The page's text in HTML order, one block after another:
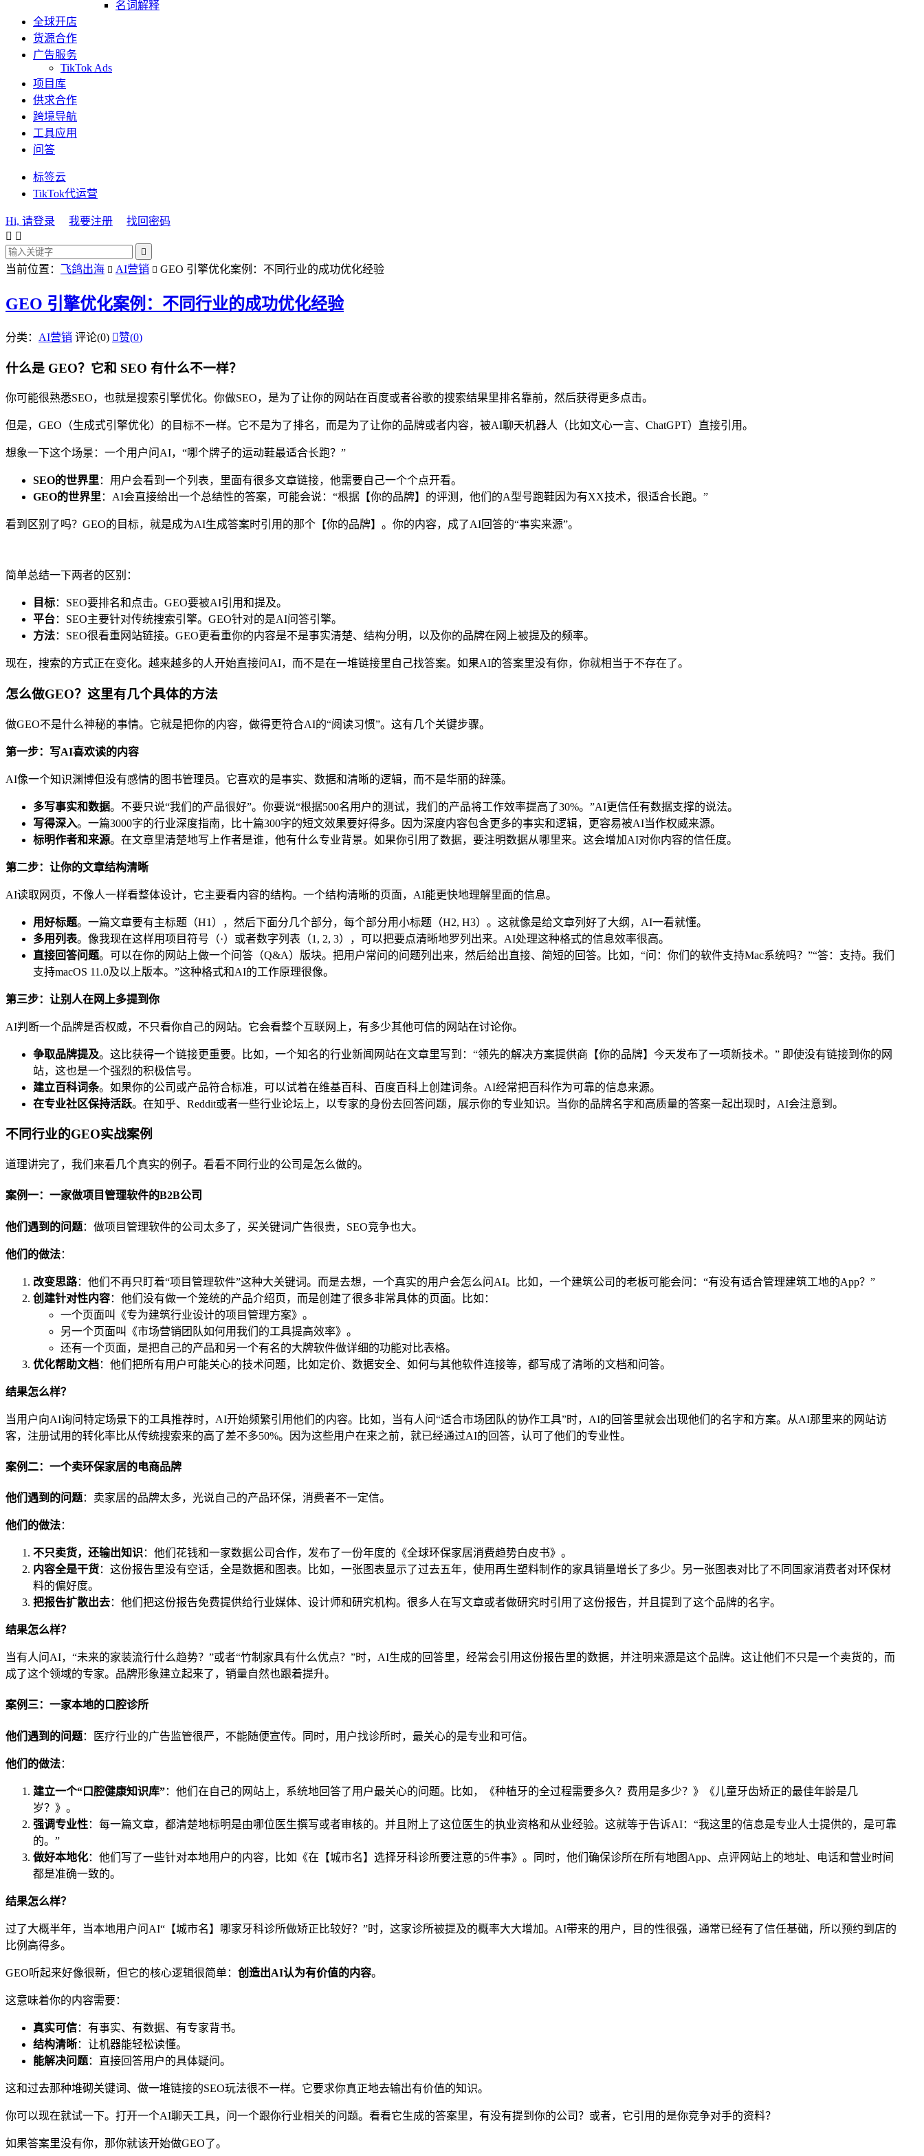
名词解释
全球开店
货源合作
广告服务
TikTok Ads
项目库
供求合作
跨境导航
工具应用
问答
标签云
TikTok代运营
Hi, 请登录 我要注册
找回密码
 

当前位置： 飞鸽出海  AI营销  GEO 引擎优化案例：不同行业的成功优化经验
GEO 引擎优化案例：不同行业的成功优化经验
分类： AI营销 评论(0) 赞(0)
什么是 GEO？它和 SEO 有什么不一样？
你可能很熟悉SEO，也就是搜索引擎优化。你做SEO，是为了让你的网站在百度或者谷歌的搜索结果里排名靠前，然后获得更多点击。
但是，GEO（生成式引擎优化）的目标不一样。它不是为了排名，而是为了让你的品牌或者内容，被AI聊天机器人（比如文心一言、ChatGPT）直接引用。
想象一下这个场景：一个用户问AI，“哪个牌子的运动鞋最适合长跑？”
SEO的世界里 ：用户会看到一个列表，里面有很多文章链接，他需要自己一个个点开看。
GEO的世界里 ：AI会直接给出一个总结性的答案，可能会说：“根据【你的品牌】的评测，他们的A型号跑鞋因为有XX技术，很适合长跑。”
看到区别了吗？GEO的目标，就是成为AI生成答案时引用的那个【你的品牌】。你的内容，成了AI回答的“事实来源”。
简单总结一下两者的区别：
目标：SEO要排名和点击。GEO要被AI引用和提及。
平台：SEO主要针对传统搜索引擎。GEO针对的是AI问答引擎。
方法：SEO很看重网站链接。GEO更看重你的内容是不是事实清楚、结构分明，以及你的品牌在网上被提及的频率。
现在，搜索的方式正在变化。越来越多的人开始直接问AI，而不是在一堆链接里自己找答案。如果AI的答案里没有你，你就相当于不存在了。
怎么做GEO？这里有几个具体的方法
做GEO不是什么神秘的事情。它就是把你的内容，做得更符合AI的“阅读习惯”。这有几个关键步骤。
第一步：写AI喜欢读的内容
AI像一个知识渊博但没有感情的图书管理员。它喜欢的是事实、数据和清晰的逻辑，而不是华丽的辞藻。
多写事实和数据。不要只说“我们的产品很好”。你要说“根据500名用户的测试，我们的产品将工作效率提高了30%。”AI更信任有数据支撑的说法。
写得深入。一篇3000字的行业深度指南，比十篇300字的短文效果要好得多。因为深度内容包含更多的事实和逻辑，更容易被AI当作权威来源。
标明作者和来源。在文章里清楚地写上作者是谁，他有什么专业背景。如果你引用了数据，要注明数据从哪里来。这会增加AI对你内容的信任度。
第二步：让你的文章结构清晰
AI读取网页，不像人一样看整体设计，它主要看内容的结构。一个结构清晰的页面，AI能更快地理解里面的信息。
用好标题。一篇文章要有主标题（H1），然后下面分几个部分，每个部分用小标题（H2, H3）。这就像是给文章列好了大纲，AI一看就懂。
多用列表。像我现在这样用项目符号（·）或者数字列表（1, 2, 3），可以把要点清晰地罗列出来。AI处理这种格式的信息效率很高。
直接回答问题。可以在你的网站上做一个问答（Q&A）版块。把用户常问的问题列出来，然后给出直接、简短的回答。比如，“问：你们的软件支持Mac系统吗？”“答：支持。我们
支持macOS 11.0及以上版本。”这种格式和AI的工作原理很像。
第三步：让别人在网上多提到你
AI判断一个品牌是否权威，不只看你自己的网站。它会看整个互联网上，有多少其他可信的网站在讨论你。
争取品牌提及。这比获得一个链接更重要。比如，一个知名的行业新闻网站在文章里写到：“领先的解决方案提供商【你的品牌】今天发布了一项新技术。” 即使没有链接到你的网
站，这也是一个强烈的积极信号。
建立百科词条。如果你的公司或产品符合标准，可以试着在维基百科、百度百科上创建词条。AI经常把百科作为可靠的信息来源。
在专业社区保持活跃。在知乎、Reddit或者一些行业论坛上，以专家的身份去回答问题，展示你的专业知识。当你的品牌名字和高质量的答案一起出现时，AI会注意到。
不同行业的GEO实战案例
道理讲完了，我们来看几个真实的例子。看看不同行业的公司是怎么做的。
案例一：一家做项目管理软件的B2B公司
他们遇到的问题：做项目管理软件的公司太多了，买关键词广告很贵，SEO竞争也大。
他们的做法：
改变思路：他们不再只盯着“项目管理软件”这种大关键词。而是去想，一个真实的用户会怎么问AI。比如，一个建筑公司的老板可能会问：“有没有适合管理建筑工地的App？”
创建针对性内容：他们没有做一个笼统的产品介绍页，而是创建了很多非常具体的页面。比如：
一个页面叫《专为建筑行业设计的项目管理方案》。
另一个页面叫《市场营销团队如何用我们的工具提高效率》。
还有一个页面，是把自己的产品和另一个有名的大牌软件做详细的功能对比表格。
优化帮助文档：他们把所有用户可能关心的技术问题，比如定价、数据安全、如何与其他软件连接等，都写成了清晰的文档和问答。
结果怎么样？
当用户向AI询问特定场景下的工具推荐时，AI开始频繁引用他们的内容。比如，当有人问“适合市场团队的协作工具”时，AI的回答里就会出现他们的名字和方案。从AI那里来的网站访
客，注册试用的转化率比从传统搜索来的高了差不多50%。因为这些用户在来之前，就已经通过AI的回答，认可了他们的专业性。
案例二：一个卖环保家居的电商品牌
他们遇到的问题：卖家居的品牌太多，光说自己的产品环保，消费者不一定信。
他们的做法：
不只卖货，还输出知识 ：他们花钱和一家数据公司合作，发布了一份年度的《全球环保家居消费趋势白皮书》。
内容全是干货：这份报告里没有空话，全是数据和图表。比如，一张图表显示了过去五年，使用再生塑料制作的家具销量增长了多少。另一张图表对比了不同国家消费者对环保材
料的偏好度。
把报告扩散出去：他们把这份报告免费提供给行业媒体、设计师和研究机构。很多人在写文章或者做研究时引用了这份报告，并且提到了这个品牌的名字。
结果怎么样？
当有人问AI，“未来的家装流行什么趋势？”或者“竹制家具有什么优点？”时，AI生成的回答里，经常会引用这份报告里的数据，并注明来源是这个品牌。这让他们不只是一个卖货的，而
成了这个领域的专家。品牌形象建立起来了，销量自然也跟着提升。
案例三：一家本地的口腔诊所
他们遇到的问题：医疗行业的广告监管很严，不能随便宣传。同时，用户找诊所时，最关心的是专业和可信。
他们的做法：
建立一个“口腔健康知识库”：他们在自己的网站上，系统地回答了用户最关心的问题。比如，《种植牙的全过程需要多久？费用是多少？》《儿童牙齿矫正的最佳年龄是几
岁？》。
强调专业性：每一篇文章，都清楚地标明是由哪位医生撰写或者审核的。并且附上了这位医生的执业资格和从业经验。这就等于告诉AI：“我这里的信息是专业人士提供的，是可靠
的。”
做好本地化：他们写了一些针对本地用户的内容，比如《在【城市名】选择牙科诊所要注意的5件事》。同时，他们确保诊所在所有地图App、点评网站上的地址、电话和营业时间
都是准确一致的。
结果怎么样？
过了大概半年，当本地用户问AI“【城市名】哪家牙科诊所做矫正比较好？”时，这家诊所被提及的概率大大增加。AI带来的用户，目的性很强，通常已经有了信任基础，所以预约到店的
比例高得多。
GEO听起来好像很新，但它的核心逻辑很简单： 创造出AI认为有价值的内容。
这意味着你的内容需要：
真实可信：有事实、有数据、有专家背书。
结构清晰：让机器能轻松读懂。
能解决问题：直接回答用户的具体疑问。
这和过去那种堆砌关键词、做一堆链接的SEO玩法很不一样。它要求你真正地去输出有价值的知识。
你可以现在就试一下。打开一个AI聊天工具，问一个跟你行业相关的问题。看看它生成的答案里，有没有提到你的公司？或者，它引用的是你竞争对手的资料？
如果答案里没有你，那你就该开始做GEO了。